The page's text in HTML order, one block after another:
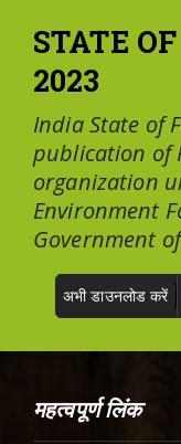
STATE
2023
India State of
publication of
organization
Environment
Government
अभी डाउनलोड करें
महत्वपूर्ण लिंक